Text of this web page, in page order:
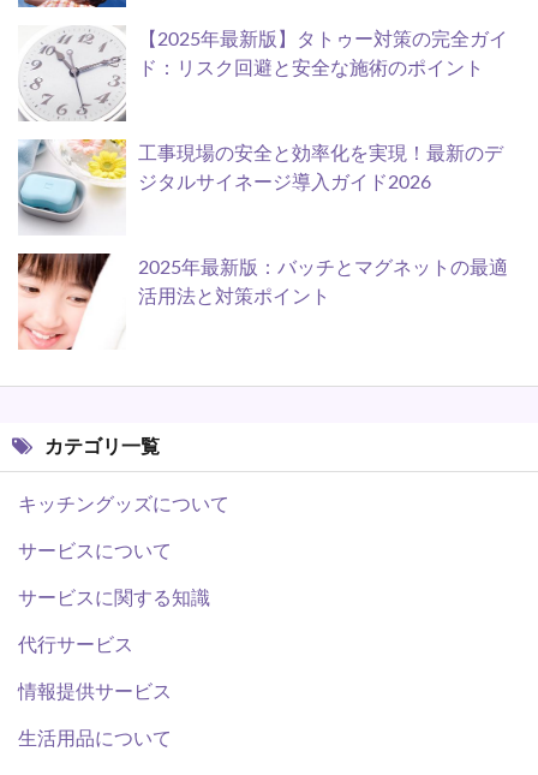
【2025年最新版】タトゥー対策の完全ガイ
ド：リスク回避と安全な施術のポイント
工事現場の安全と効率化を実現！最新のデ
ジタルサイネージ導入ガイド2026
2025年最新版：バッチとマグネットの最適
活用法と対策ポイント
カテゴリ一覧
キッチングッズについて
サービスについて
サービスに関する知識
代行サービス
情報提供サービス
生活用品について